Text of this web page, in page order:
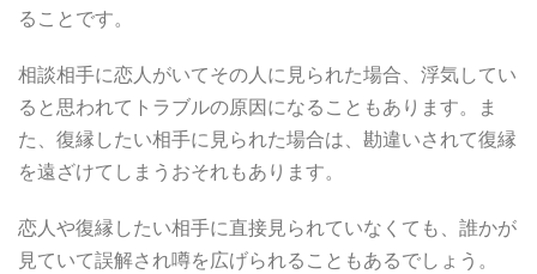
ることです。
相談相手に恋人がいてその人に見られた場合、浮気してい
ると思われてトラブルの原因になることもあります。ま
た、復縁したい相手に見られた場合は、勘違いされて復縁
を遠ざけてしまうおそれもあります。
恋人や復縁したい相手に直接見られていなくても、誰かが
見ていて誤解され噂を広げられることもあるでしょう。